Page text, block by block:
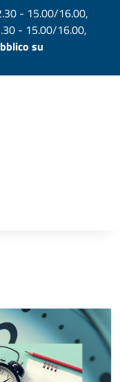
- 15.00/16.00,
- 15.00/16.00,
su